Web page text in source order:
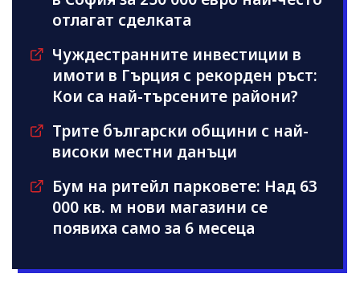
отлагат сделката
Чуждестранните инвестиции в
имоти в Гърция с рекорден ръст:
Кои са най-търсените райони?
Трите български общини с най-
високи местни данъци
Бум на ритейл парковете: Над 63
000 кв. м нови магазини се
появиха само за 6 месеца